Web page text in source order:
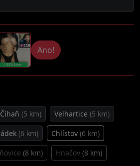
Ano!
Číhaň (5 km) Velhartice (5 km)
(6 km) Chlístov (6 km)
(8 km) Hnačov (8 km)